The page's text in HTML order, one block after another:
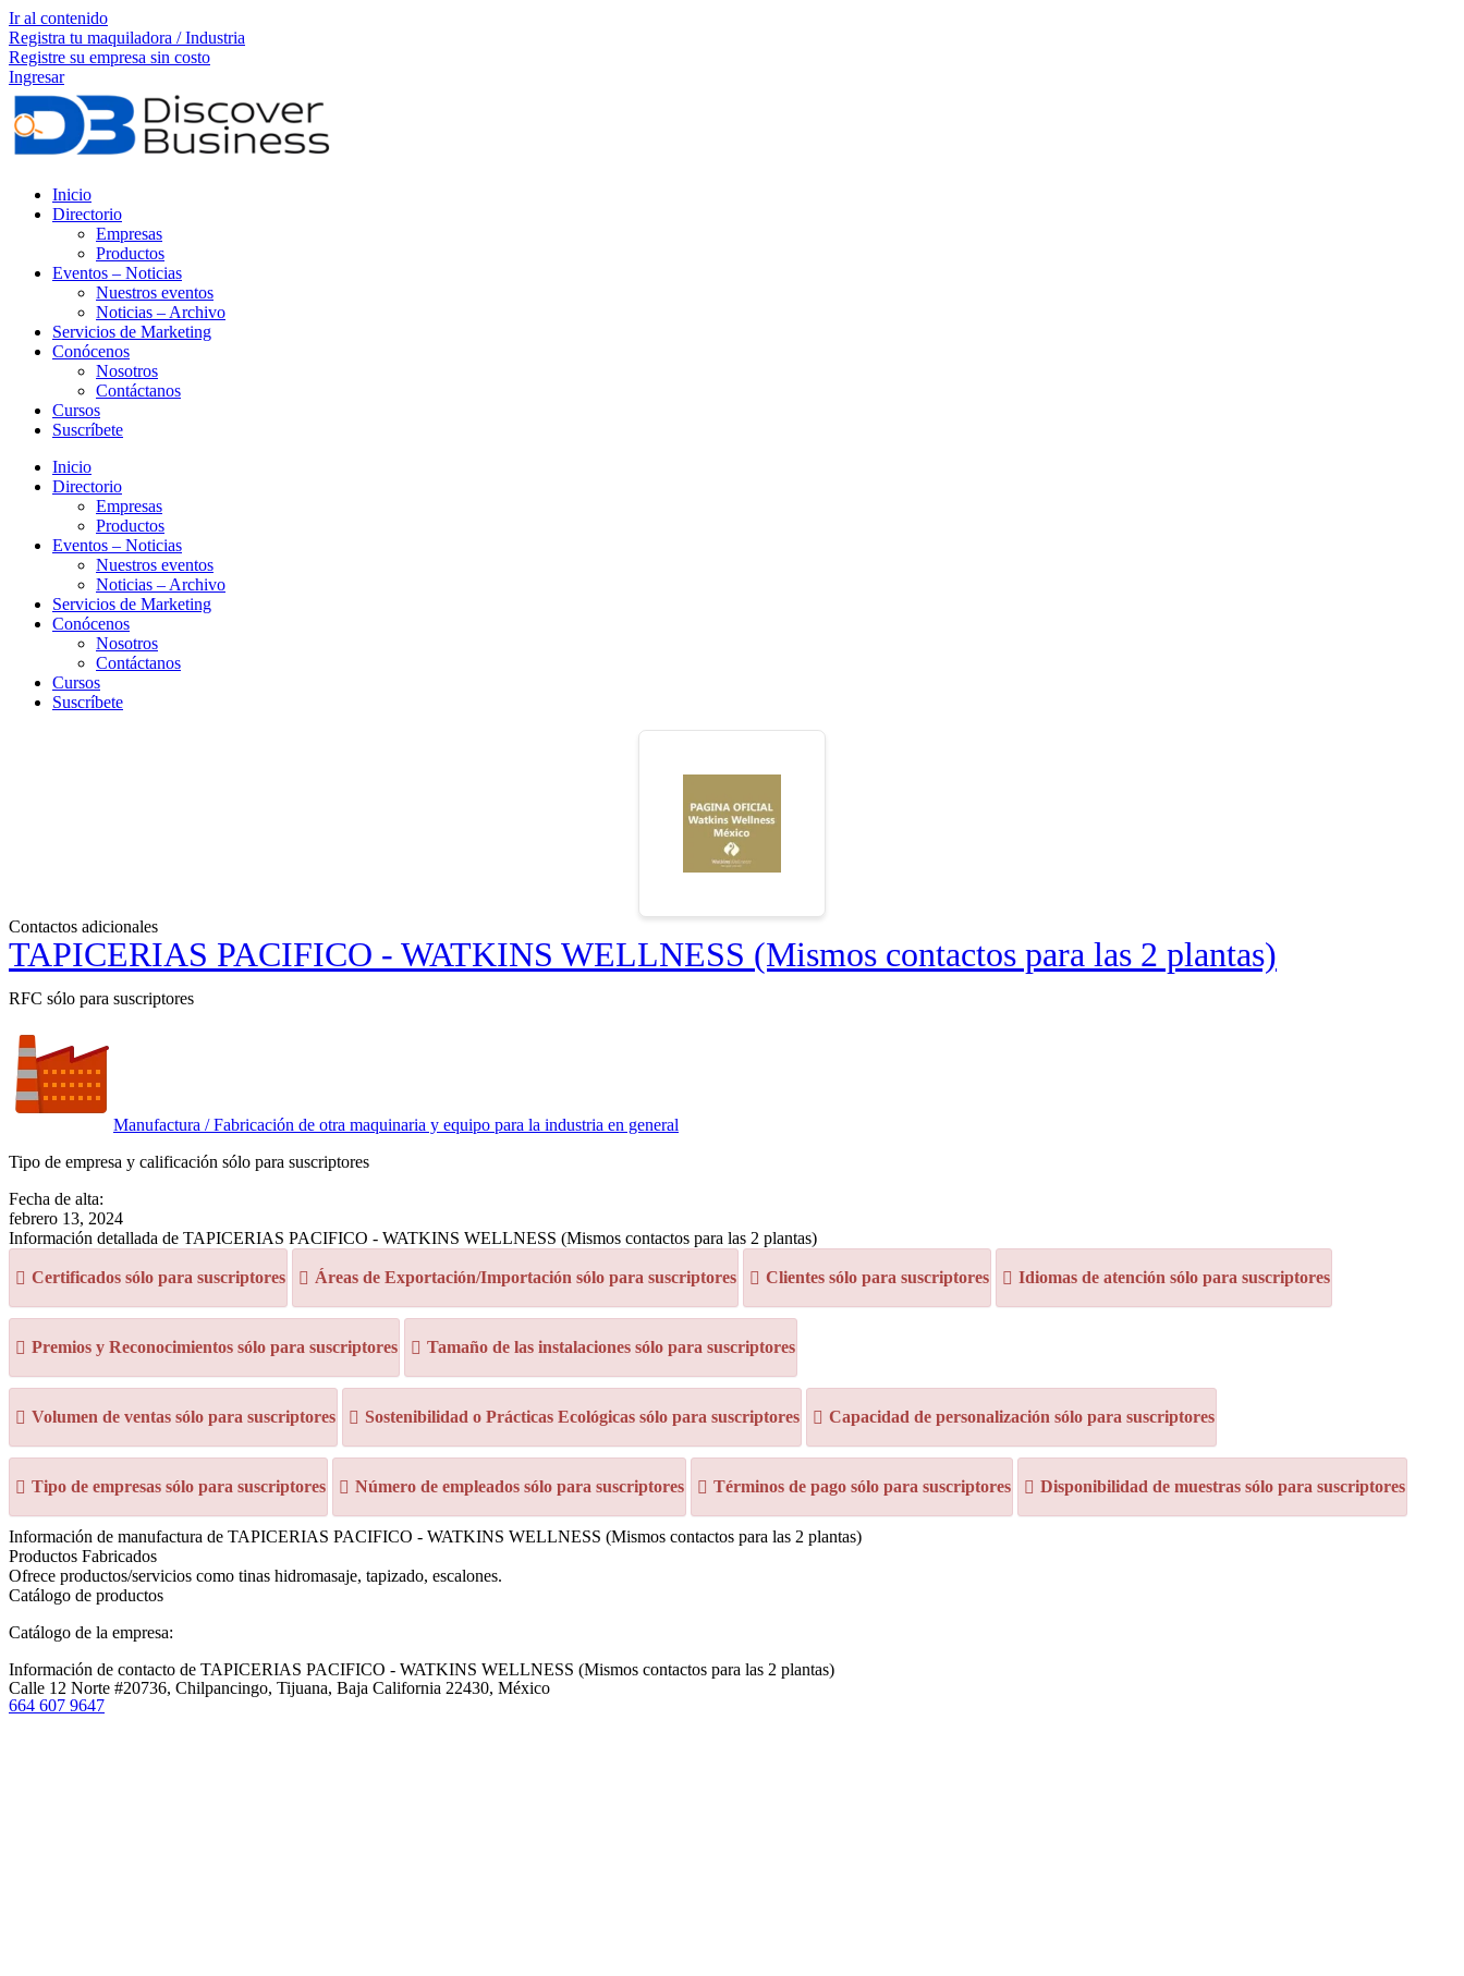
Ir al contenido
Registra tu maquiladora / Industria
Registre su empresa sin costo
Ingresar
Inicio
Directorio
Empresas
Productos
Eventos – Noticias
Nuestros eventos
Noticias – Archivo
Servicios de Marketing
Conócenos
Nosotros
Contáctanos
Cursos
Suscríbete
Inicio
Directorio
Empresas
Productos
Eventos – Noticias
Nuestros eventos
Noticias – Archivo
Servicios de Marketing
Conócenos
Nosotros
Contáctanos
Cursos
Suscríbete
Contactos adicionales
TAPICERIAS PACIFICO - WATKINS WELLNESS (Mismos contactos para las 2 plantas)
RFC sólo para suscriptores
Manufactura / Fabricación de otra maquinaria y equipo para la industria en general
Tipo de empresa y calificación sólo para suscriptores
Fecha de alta:
febrero 13, 2024
Información detallada de TAPICERIAS PACIFICO - WATKINS WELLNESS (Mismos contactos para las 2 plantas)
Certificados sólo para suscriptores Áreas de Exportación/Importación sólo para suscriptores Clientes sólo para suscriptores Idiomas de atención sólo para suscriptores
Premios y Reconocimientos sólo para suscriptores Tamaño de las instalaciones sólo para suscriptores
Volumen de ventas sólo para suscriptores Sostenibilidad o Prácticas Ecológicas sólo para suscriptores Capacidad de personalización sólo para suscriptores
Tipo de empresas sólo para suscriptores Número de empleados sólo para suscriptores Términos de pago sólo para suscriptores Disponibilidad de muestras sólo para suscriptores
Información de manufactura de TAPICERIAS PACIFICO - WATKINS WELLNESS (Mismos contactos para las 2 plantas)
Productos Fabricados
Ofrece productos/servicios como tinas hidromasaje, tapizado, escalones.
Catálogo de productos
Catálogo de la empresa:
Información de contacto de TAPICERIAS PACIFICO - WATKINS WELLNESS (Mismos contactos para las 2 plantas)
Calle 12 Norte #20736, Chilpancingo, Tijuana, Baja California 22430, México
664 607 9647